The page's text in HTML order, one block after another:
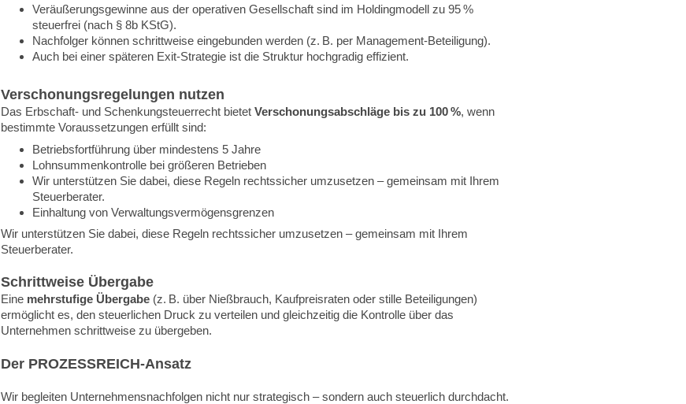
Veräußerungsgewinne aus der operativen Gesellschaft sind im Holdingmodell zu 95 %
steuerfrei (nach § 8b KStG).
Nachfolger können schrittweise eingebunden werden (z. B. per Management-Beteiligung).
Auch bei einer späteren Exit-Strategie ist die Struktur hochgradig effizient.
Verschonungsregelungen nutzen
Das Erbschaft- und Schenkungsteuerrecht bietetVerschonungsabschläge bis zu 100 %, wenn
bestimmte Voraussetzungen erfüllt sind:
Betriebsfortführung über mindestens 5 Jahre
Lohnsummenkontrolle bei größeren Betrieben
Wir unterstützen Sie dabei, diese Regeln rechtssicher umzusetzen – gemeinsam mit Ihrem
Steuerberater.
Einhaltung von Verwaltungsvermögensgrenzen
Wir unterstützen Sie dabei, diese Regeln rechtssicher umzusetzen – gemeinsam mit Ihrem
Steuerberater.
Schrittweise Übergabe
Eine mehrstufige Übergabe (z. B. über Nießbrauch, Kaufpreisraten oder stille Beteiligungen)
ermöglicht es, den steuerlichen Druck zu verteilen und gleichzeitig die Kontrolle über das
Unternehmen schrittweise zu übergeben.
Der PROZESSREICH-Ansatz
Wir begleiten Unternehmensnachfolgen nicht nur strategisch – sondern auch steuerlich durchdacht.